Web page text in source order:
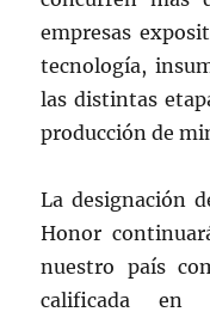
empresas
tecnología,
las distintas
producción de
La designación
Honor
nuestro país
calificada en